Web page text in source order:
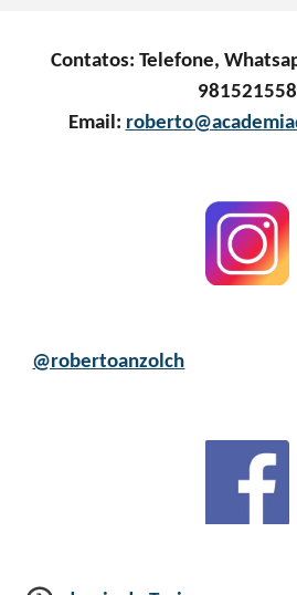
Contatos: Telefone,
981521558
Email:
@robertoanzolch